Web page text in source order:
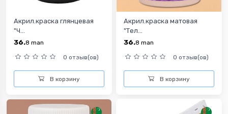
Акрил.краска глянцевая
"Ч...
36.8 man
0 отзыв(ов)
В корзину
Акрил.краска матовая
"Тел...
36.8 man
0 отзыв(ов)
В корзину